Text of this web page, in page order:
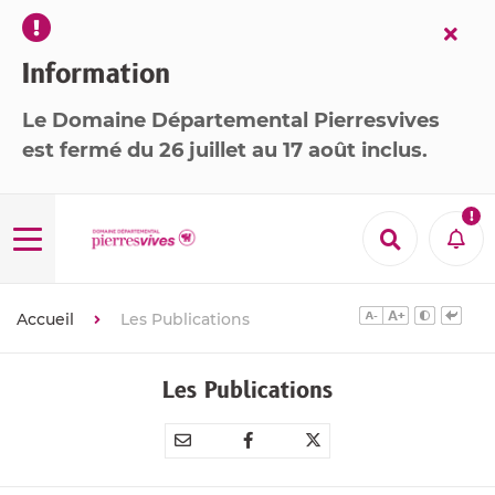
Information
Le Domaine Départemental Pierresvives
est fermé du 26 juillet au 17 août inclus.
Menu 
Accueil Les Publications
Les Publications
Partager
Partager
Partager